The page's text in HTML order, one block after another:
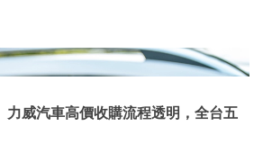
力威汽車高價收購流程透明，全台五